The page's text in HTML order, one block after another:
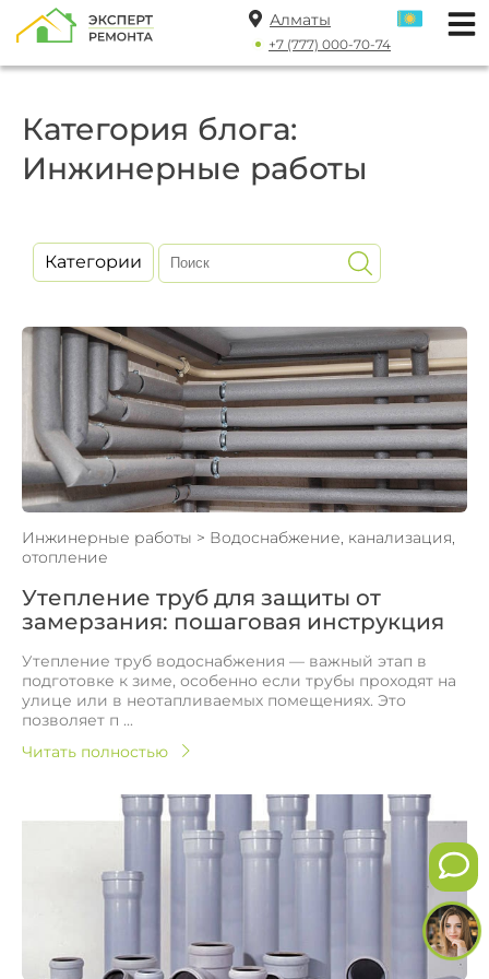
Алматы
+7 (777) 000-70-74
Категория блога:
Инжинерные работы
Категории
Инжинерные работы > Водоснабжение, канализация,
отопление
Утепление труб для защиты от
замерзания: пошаговая инструкция
Утепление труб водоснабжения — важный этап в
подготовке к зиме, особенно если трубы проходят на
улице или в неотапливаемых помещениях. Это
позволяет п ...
Читать полностью